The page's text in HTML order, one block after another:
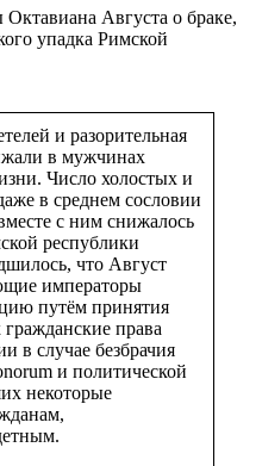
Августа о браке,
упадка Римской
и разорительная
в мужчинах
Число холостых и
в среднем сословии
с ним снижалось
республики
что Август
императоры
путём принятия
права
в случае безбрачия
и политической
некоторые